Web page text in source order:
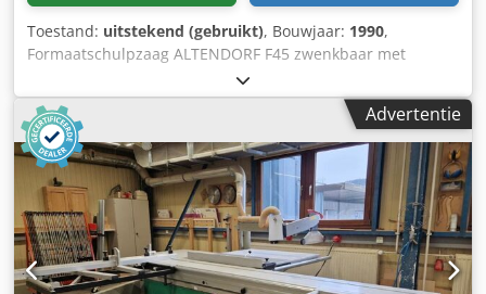
Toestand: uitstekend (gebruikt), Bouwjaar: 1990,
Formaatschulpzaag ALTENDORF F45 zwenkbaar met
voorritser Dcjdpfezipw Isx Afnsk Voorritsaggregaat,
dubbele rolwagen, zwenkbaar, parallelgeleider,
aanvoertafel, tafelverlenging aluminium geanodiseerd,
tafeluibreiding aluminium geanodiseerd,
bovenbeschermkap smal en breed ----- Technische
gegevens ----- Zwenkbereik: 45°, wagenlengte: 3.200 mm,
zaagbreedte: 1250 mm, max. zaagblad Ø: 450 mm,
motorvermogen: 5,5 kW, 3 toerentallen aanzuigaansluiting
Ø: 80 / 120 mm Locatie: uit voorraad 54634 Bitburg - direct
beschikbaar -
Advertentie